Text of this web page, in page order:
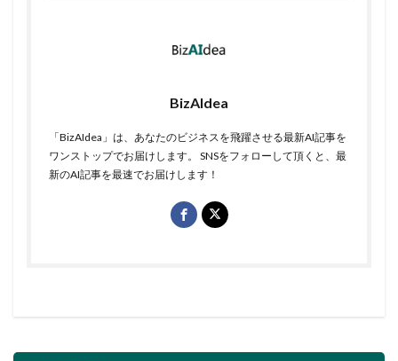
BizAIdea
「BizAIdea」は、あなたのビジネスを飛躍させる最新AI記事を
ワンストップでお届けします。 SNSをフォローして頂くと、最
新のAI記事を最速でお届けします！